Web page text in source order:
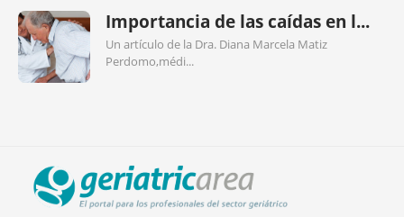
Importancia de las caídas en l...
Un artículo de la Dra. Diana Marcela Matiz
Perdomo,médi...